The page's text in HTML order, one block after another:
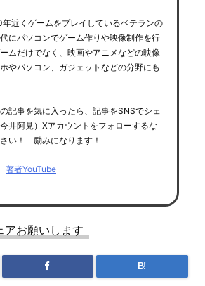
近くゲームをプレイしているベテランの
にパソコンでゲーム作りや映像制作を行
ムだけでなく、映画やアニメなどの映像
やパソコン、ガジェットなどの分野にも
記事を気に入ったら、記事をSNSでシェ
井阿見）Xアカウントをフォローするな
い！ 励みになります！
著者YouTube
アお願いします
B!